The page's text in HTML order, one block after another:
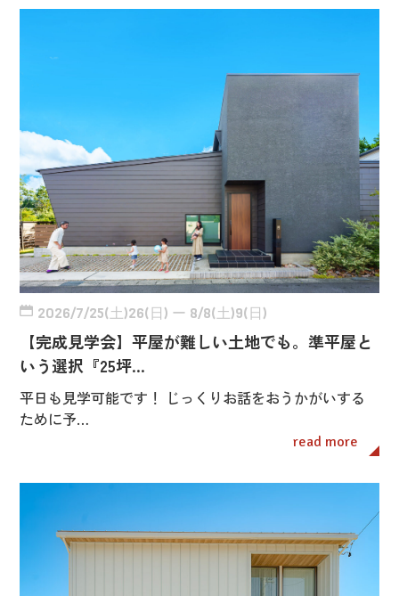
2026/7/25(土)26(日) ー 8/8(土)9(日)
【完成見学会】平屋が難しい土地でも。準平屋と
いう選択『25坪…
平日も見学可能です！ じっくりお話をおうかがいする
ために予…
read more